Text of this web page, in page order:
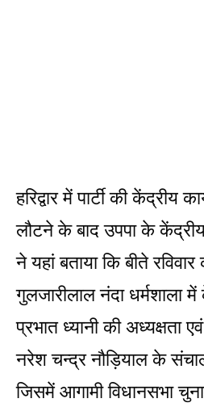
हरिद्वार में पार्टी की केंद्रीय
लौटने के बाद उपपा के केंद्रीय
ने यहां बताया कि बीते रविवार
गुलजारीलाल नंदा धर्मशाला
प्रभात ध्यानी की अध्यक्षता
नरेश चन्द्र नौड़ियाल के
जिसमें आगामी विधानसभा